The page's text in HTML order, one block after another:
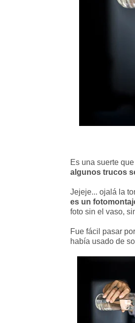
Es una suerte que
algunos trucos
Jejeje... ojalá la
es un
foto sin el vaso,
Fue fácil pasar
había usado de